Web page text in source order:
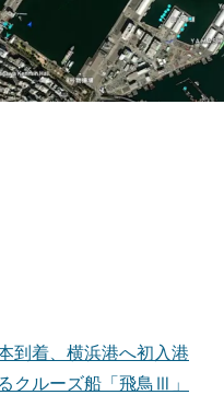
到着、横浜港へ初入港
クルーズ船「飛鳥Ⅲ」